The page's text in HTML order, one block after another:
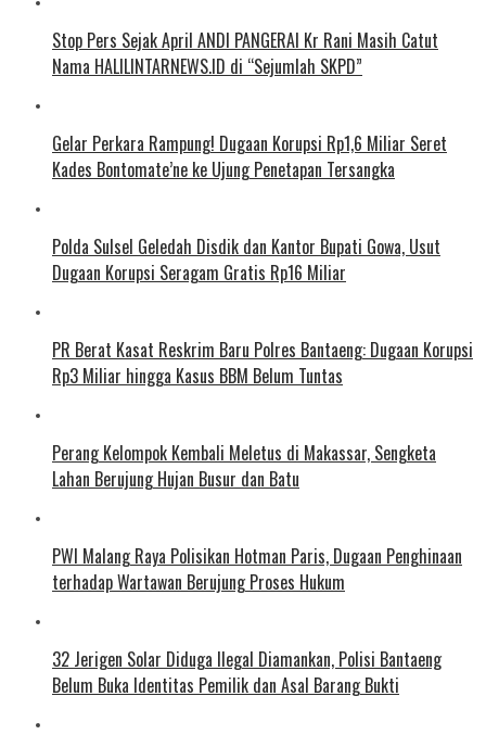
Stop Pers Sejak April ANDI PANGERAI Kr Rani Masih Catut
Nama HALILINTARNEWS.ID di “Sejumlah SKPD”
Gelar Perkara Rampung! Dugaan Korupsi Rp1,6 Miliar Seret
Kades Bontomate’ne ke Ujung Penetapan Tersangka
Polda Sulsel Geledah Disdik dan Kantor Bupati Gowa, Usut
Dugaan Korupsi Seragam Gratis Rp16 Miliar
PR Berat Kasat Reskrim Baru Polres Bantaeng: Dugaan Korupsi
Rp3 Miliar hingga Kasus BBM Belum Tuntas
Perang Kelompok Kembali Meletus di Makassar, Sengketa
Lahan Berujung Hujan Busur dan Batu
PWI Malang Raya Polisikan Hotman Paris, Dugaan Penghinaan
terhadap Wartawan Berujung Proses Hukum
32 Jerigen Solar Diduga Ilegal Diamankan, Polisi Bantaeng
Belum Buka Identitas Pemilik dan Asal Barang Bukti